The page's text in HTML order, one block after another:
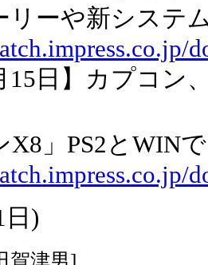
リーや新システ
15日】カプコ
X8」PS2とWIN
日)
賀津男]